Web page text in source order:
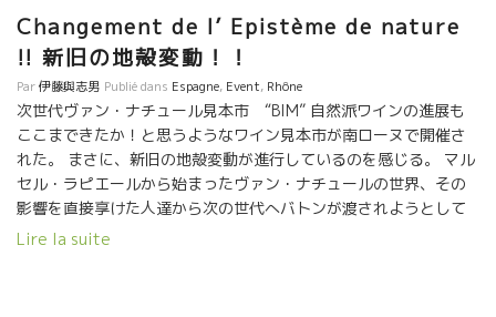
Changement de l’ Epistème de nature
!! 新旧の地殻変動！！
Par伊藤與志男 Publié dans Espagne, Event, Rhône
次世代ヴァン・ナチュール見本市 “BIM” 自然派ワインの進展も
ここまできたか！と思うようなワイン見本市が南ローヌで開催さ
れた。 まさに、新旧の地殻変動が進行しているのを感じる。 マル
セル・ラピエールから始まったヴァン・ナチュールの世界、その
影響を直接享けた人達から次の世代へバトンが渡されようとして
いる。 アンチ・テクニックの発想から“自然・ナチュール”とう名
Lire la suite